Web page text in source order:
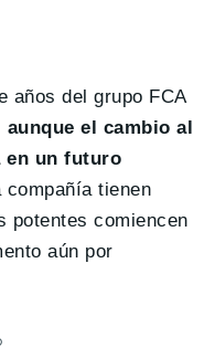
años del grupo FCA
aunque el cambio al
en un futuro
compañía tienen
potentes comiencen
aún por